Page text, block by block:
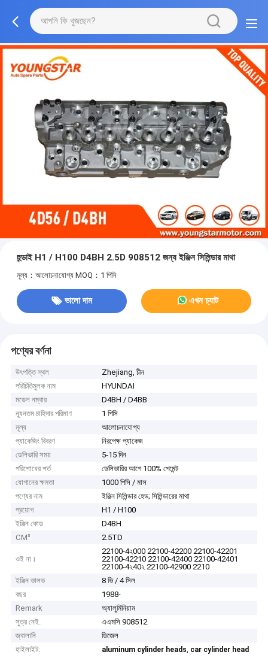
হুন্ডাই H1 / H100 D4BH 2.5D 908512 জন্য ইঞ্জিন সিলিন্ডার মাথা
মূল্য：আলোচনাযোগ্য MOQ：1 পিসি
ভালো দাম এখন চ্যাট
পণ্যের বর্ণনা
উৎপত্তি স্থল
Zhejiang, চীন
পরিচিতিমুলক নাম
HYUNDAI
মডেল নম্বার
D4BH / D4BB
ন্যূনতম চাহিদার পরিমাণ
1 পিসি
মূল্য
আলোচনাযোগ্য
প্যাকেজিং বিবরণ
নিরপেক্ষ প্যাকেজ
ডেলিভারি সময়
5-15 দিন
পরিশোধের শর্ত
ডেলিভারির আগে 100% পেমেন্ট
যোগানের ক্ষমতা
1000 পিসি / মাস
পণ্যের নাম
ইঞ্জিন সিলিন্ডার হেড; সিলিন্ডারের মাথা
প্রয়োগ
H1 / H100
ইঞ্জিন কোড
D4BH
CM³
2.5TD
ওই না।
22100-4২000 22100-42200 22100-42201
22100-42210 22100-42400 22100-42401
22100-4২40২ 22100-42900 2210
ইঞ্জিন ভালভ
8 ভি / 4 সিল
বছর
1988-
Remark
অ্যালুমিনিয়াম
সুত্র নেই.
এএমসি 908512
জ্বালানি
ডিজেল
হাইলাইট:
aluminum cylinder heads, car cylinder head